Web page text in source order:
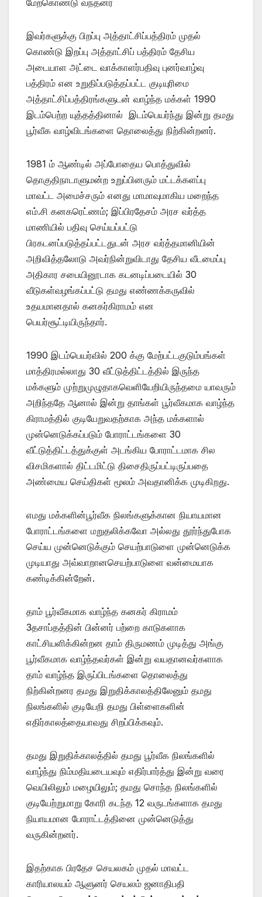
இவர்களுக்கு பிறப்பு அத்தாட்சிப்பத்திரம் முதல்
கொண்டு இறப்பு அத்தாட்சிப் பத்திரம் தேசிய
அடையாள அட்டை வாக்காளர்பதிவு புனர்வாழ்வு
பத்திரம் என உறுதிப்படுத்தப்பட்ட குடியுரிமை
அத்தாட்சிப்பத்திரங்களுடன் வாழ்ந்த மக்கள் 1990
இடம்பெற்ற யுத்தத்தினால் இடம்பெயர்ந்து இன்று தமது
பூர்வீக வாழ்விடங்களை தொலைத்து நிற்கின்றனர்.
1981 ம் ஆண்டில் அப்போதைய பொத்துவில்
தொகுதிநாடாளுமன்ற உறுப்பினரும் மட்டக்களப்பு
மாவட்ட அமைச்சரும் எனது மாமாவுமாகிய மறைந்த
எம்.சி கனகரெட்ணம்; இப்பிரதேசம் அரச வர்த்த
மாணியில் பதிவு செய்யப்பட்டு
பிரகடனப்படுத்தப்பட்டதுடன் அரச வர்த்தமானியின்
அறிவித்தலோடு அவர்நின்றுவிடாது தேசிய வீடமைப்பு
அதிகார சபையினூடாக கடனடிப்படையில் 30
வீடுகள்வழங்கப்பட்டு தமது எண்ணக்கருவில்
உதயமானதால் கனகர்கிராமம் என
பெயர்சூட்டியிருந்தார்.
1990 இடம்பெயர்வில் 200 க்கு மேற்பட்டகுடும்பங்கள்
மாத்திரமல்லாது 30 வீட்டுத்திட்டத்தில் இருந்த
மக்களும் முற்றுமுழுதாகவெளியேறியிருந்தமை யாவரும்
அறிந்ததே ஆனால் இன்று தாங்கள் பூர்வீகமாக வாழ்ந்த
கிராமத்தில் குடியேறுவதற்காக அந்த மக்களால்
முன்னெடுக்கப்படும் போராட்டங்களை 30
வீட்டுத்திட்டத்துக்குள் அடங்கிய போராட்டமாக சில
விசமிகளால் திட்டமிட்டு திசைதிருப்பட்டிருப்பதை
அண்மைய செய்திகள் மூலம் அவதானிக்க முடிகிறது.
எமது மக்களின்பூர்வீக நிலங்களுக்கான நியாயமான
போராட்டங்களை மறுதலிக்கவோ அல்லது தூர்ந்துபோக
செய்ய முன்னெடுக்கும் செயற்பாடுளை முன்னெடுக்க
முடியாது அவ்வாறானசெயற்பாடுளை வன்மையாக
கண்டிக்கின்றேன்.
தாம் பூர்வீகமாக வாழ்ந்த கனகர் கிராமம்
3தசாப்தத்தின் பின்னர் பற்றை காடுகளாக
காட்சியளிக்கின்றன தாம் திருமணம் முடித்து அங்கு
பூர்வீகமாக வாழ்ந்தவர்கள் இன்று வயதானவர்களாக
தாம் வாழ்ந்த இருப்பிடங்களை தொலைத்து
நிற்கின்றனர தமது இறுதிக்காலத்திலேனும் தமது
நிலங்களில் குடியேறி தமது பிள்ளைகளின்
எதிர்காலத்தையாவது சிறப்பிக்கவும்.
தமது இறுதிக்காலத்தில் தமது பூர்வீக நிலங்களில்
வாழ்ந்து நிம்மதியடையவும் எதிர்பார்த்து இன்று வரை
வெயிலிலும் மழையிலும்; தமது சொந்த நிலங்களில்
குடியேற்றுமாறு கோரி கடந்த 12 வருடங்களாக தமது
நியாயமான போராட்டத்தினை முன்னெடுத்து
வருகின்றனர்.
இதற்காக பிரதேச செயலகம் முதல் மாவட்ட
காரியாலயம் ஆளுனர் செயலம் ஜனாதிபதி